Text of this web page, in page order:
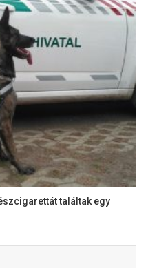
találtak egy